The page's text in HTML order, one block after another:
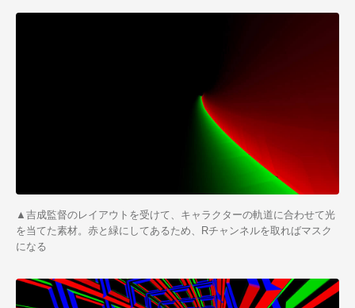
▲吉成監督のレイアウトを受けて、キャラクターの軌道に合わせて光
を当てた素材。赤と緑にしてあるため、Rチャンネルを取ればマスク
になる